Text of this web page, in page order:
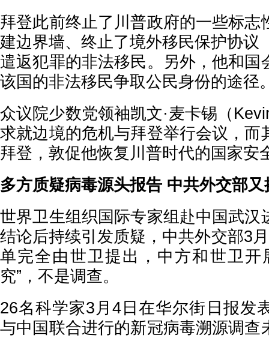
拜登此前终止了川普政府的一些标志
建边界墙、终止了境外移民保护协议
遣返犯罪的非法移民。另外，他和国
该国的非法移民争取公民身份的途径
众议院少数党领袖凯文·麦卡锡（
求就边境的危机与拜登举行会议，而
拜登，敦促他恢复川普时代的国家安
多方质疑病毒源头报告 中共外交部又
世界卫生组织国际专家组赴中国武汉
结论后持续引发质疑，中共外交部3
单完全由世卫提出，中方和世卫开
究”，不是调查。
26名科学家3月4日在华尔街日报发
与中国联合进行的新冠病毒溯源调查